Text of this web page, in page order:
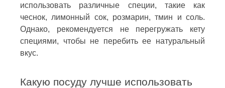
использовать различные специи, такие как
чеснок, лимонный сок, розмарин, тмин и соль.
Однако, рекомендуется не перегружать кету
специями, чтобы не перебить ее натуральный
вкус.
Какую посуду лучше использовать